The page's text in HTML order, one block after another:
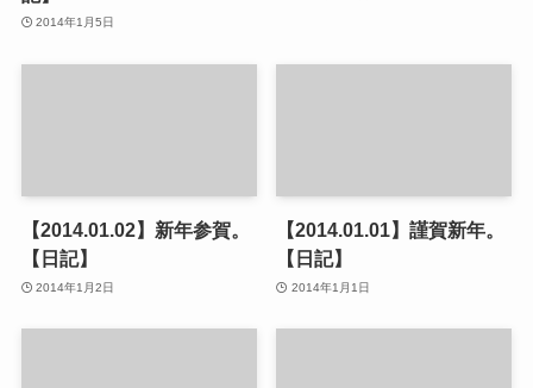
2014年1月5日
【2014.01.02】新年参賀。
【日記】
2014年1月2日
【2014.01.01】謹賀新年。
【日記】
2014年1月1日